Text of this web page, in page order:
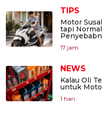
TIPS
Motor
tapi
17 jam
NEWS
Kalau Oli
untuk
1 hari